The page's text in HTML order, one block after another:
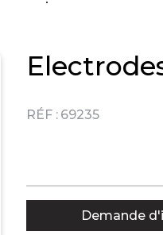
RÉF : 69235
Demande